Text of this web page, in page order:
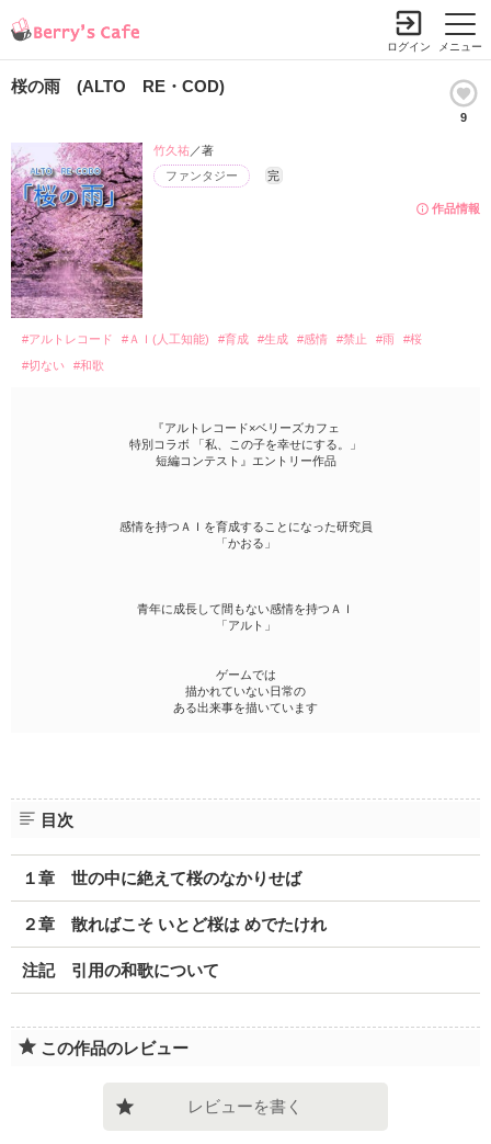
メニュー
ログイン
桜の雨 (ALTO RE・COD)
9
作品情報
ファンタジー 完
竹久祐／著
#アルトレコード #ＡＩ(人工知能) #育成 #生成 #感情 #禁止 #雨
#桜
#切ない
#和歌
『アルトレコード×ベリーズカフェ
特別コラボ 「私、この子を幸せにする。」
短編コンテスト』エントリー作品
感情を持つＡＩを育成することになった研究員
「かおる」
青年に成長して間もない感情を持つＡＩ
「アルト」
ゲームでは
描かれていない日常の
ある出来事を描いています
目次
１章 世の中に絶えて桜のなかりせば
２章 散ればこそ いとど桜は めでたけれ
注記 引用の和歌について
この作品のレビュー
レビューを書く